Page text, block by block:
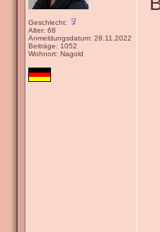
Geschlecht:
Alter: 68
Anmeldungsdatum: 28.11.2022
Beiträge: 1052
Wohnort: Nagold